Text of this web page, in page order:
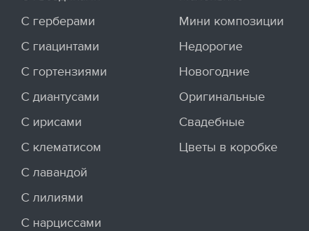
С герберами
С гиацинтами
С гортензиями
С диантусами
С ирисами
С клематисом
С лавандой
С лилиями
С нарциссами
Мини композиции
Недорогие
Новогодние
Оригинальные
Свадебные
Цветы в коробке